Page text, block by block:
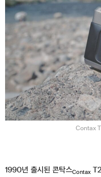
Contax
1990년 출시된 콘탁스Contax